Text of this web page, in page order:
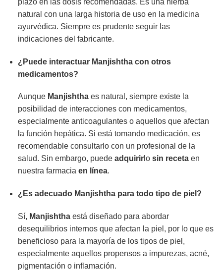
natural con una larga historia de uso en la medicina
ayurvédica. Siempre es prudente seguir las
indicaciones del fabricante.
¿Puede interactuar Manjishthacon otros
medicamentos?
Aunque Manjishthaes natural, siempre existe la
posibilidad de interacciones con medicamentos,
especialmente anticoagulantes o aquellos que afectan
la función hepática. Si está tomando medicación, es
recomendable consultarlo con un profesional de la
salud. Sin embargo, puede adquirirlo sin recetaen
nuestra farmacia en línea.
¿Es adecuado Manjishthapara todo tipo de piel?
Sí, Manjishthaestá diseñado para abordar
desequilibrios internos que afectan la piel, por lo que es
beneficioso para la mayoría de los tipos de piel,
especialmente aquellos propensos a impurezas, acné,
pigmentación o inflamación.